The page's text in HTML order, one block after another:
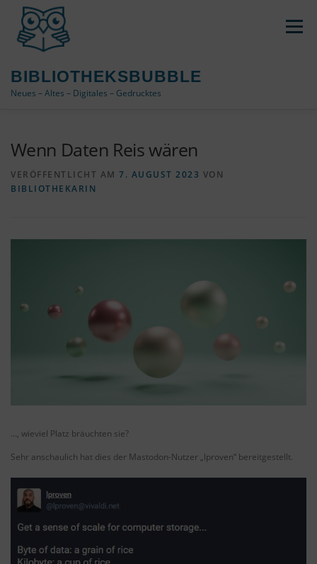
springen
BIBLIOTHEKSBUBBLE
Neues – Altes – Digitales – Gedrucktes
Menü
COOKIE-RICHTLINIE (EU)
VERWENDETE TAGS
Wenn Daten Reis wären
VERÖFFENTLICHT AM 7. AUGUST 2023 VON
BIBLIOTHEKARIN
…, wieviel Platz bräuchten sie?
Sehr anschaulich hat dies der Mastodon-Nutzer „lproven“ bereitgestellt.